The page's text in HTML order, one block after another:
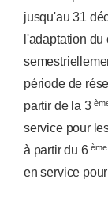
jusqu'au 31
l'adaptation du
période de
partir de la 3
service pour
à partir du 6ème
en service